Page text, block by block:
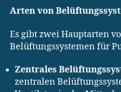
Arten von
Es gibt zwei Hauptarten
Belüftungssystemen für
Zentrales
zentralen